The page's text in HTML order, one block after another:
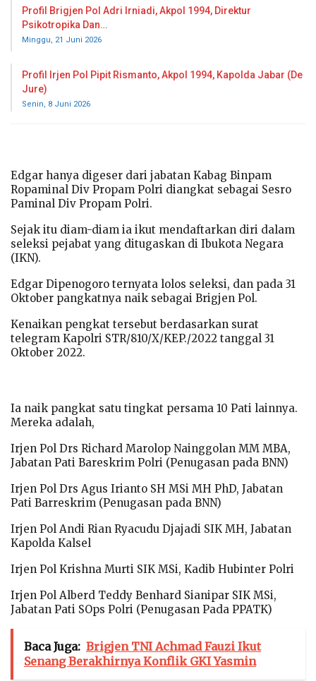
Profil Brigjen Pol Adri Irniadi, Akpol 1994, Direktur
Psikotropika Dan…
Minggu, 21 Juni 2026
Profil Irjen Pol Pipit Rismanto, Akpol 1994, Kapolda Jabar (De
Jure)
Senin, 8 Juni 2026
Edgar hanya digeser dari jabatan Kabag Binpam
Ropaminal Div Propam Polri diangkat sebagai Sesro
Paminal Div Propam Polri.
Sejak itu diam-diam ia ikut mendaftarkan diri dalam
seleksi pejabat yang ditugaskan di Ibukota Negara
(IKN).
Edgar Dipenogoro ternyata lolos seleksi, dan pada 31
Oktober pangkatnya naik sebagai Brigjen Pol.
Kenaikan pengkat tersebut berdasarkan surat
telegram Kapolri STR/810/X/KEP./2022 tanggal 31
Oktober 2022.
Ia naik pangkat satu tingkat persama 10 Pati lainnya.
Mereka adalah,
Irjen Pol Drs Richard Marolop Nainggolan MM MBA,
Jabatan Pati Bareskrim Polri (Penugasan pada BNN)
Irjen Pol Drs Agus Irianto SH MSi MH PhD, Jabatan
Pati Barreskrim (Penugasan pada BNN)
Irjen Pol Andi Rian Ryacudu Djajadi SIK MH, Jabatan
Kapolda Kalsel
Irjen Pol Krishna Murti SIK MSi, Kadib Hubinter Polri
Irjen Pol Alberd Teddy Benhard Sianipar SIK MSi,
Jabatan Pati SOps Polri (Penugasan Pada PPATK)
Baca Juga: Brigjen TNI Achmad Fauzi Ikut
Senang Berakhirnya Konflik GKI Yasmin